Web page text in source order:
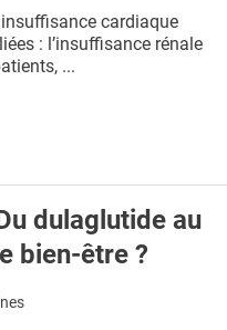
cardiaque
: l’insuffisance rénale
...
dulaglutide au
bien-être ?